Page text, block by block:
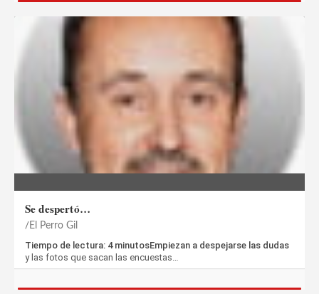
Se despertó…
El Perro Gil
Tiempo de lectura: 4 minutosEmpiezan a despejarse las dudas
y las fotos que sacan las encuestas…